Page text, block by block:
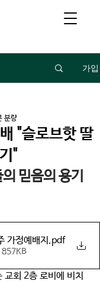
가입
"슬로브핫 딸
"
분량
믿음의 용기
가정예배지 .pdf
857KB
회 2층 로비에 비치